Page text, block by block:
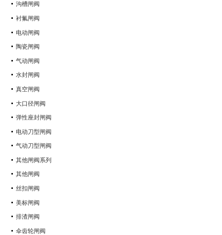
沟槽闸阀
衬氟闸阀
电动闸阀
陶瓷闸阀
气动闸阀
水封闸阀
真空闸阀
大口径闸阀
弹性座封闸阀
电动刀型闸阀
气动刀型闸阀
其他闸阀系列
其他闸阀
丝扣闸阀
美标闸阀
排渣闸阀
伞齿轮闸阀